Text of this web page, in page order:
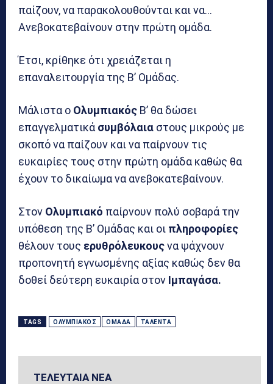
παίζουν, να παρακολουθούνται και να…
Ανεβοκατεβαίνουν στην πρώτη ομάδα.
Έτσι, κρίθηκε ότι χρειάζεται η
επαναλειτουργία της Β’ Ομάδας.
Μάλιστα ο Ολυμπιακός Β’ θα δώσει
επαγγελματικά συμβόλαια στους μικρούς με
σκοπό να παίζουν και να παίρνουν τις
ευκαιρίες τους στην πρώτη ομάδα καθώς θα
έχουν το δικαίωμα να ανεβοκατεβαίνουν.
Στον Ολυμπιακό παίρνουν πολύ σοβαρά την
υπόθεση της Β’ Ομάδας και οι πληροφορίες
θέλουν τους ερυθρόλευκουςνα ψάχνουν
προπονητή εγνωσμένης αξίας καθώς δεν θα
δοθεί δεύτερη ευκαιρία στον Ιμπαγάσα.
TAGS ΟΛΥΜΠΙΑΚΌΣ ΟΜΆΔΑ ΤΑΛΈΝΤΑ
ΤΕΛΕΥΤΑΙΑ ΝΕΑ